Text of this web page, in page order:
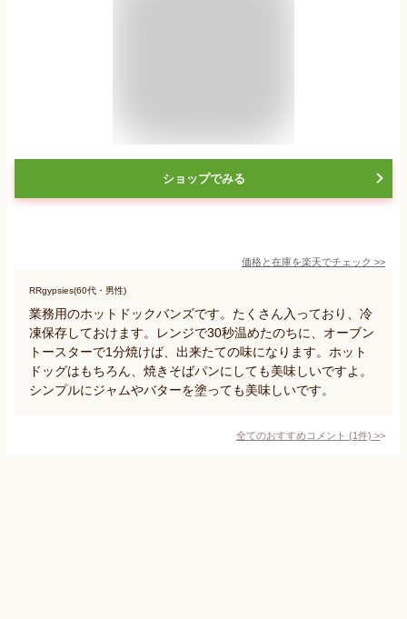
ショップでみる
価格と在庫を楽天でチェック >>
RRgypsies(60代・男性)
業務用のホットドックバンズです。たくさん入っており、冷
凍保存しておけます。レンジで30秒温めたのちに、オーブン
トースターで1分焼けば、出来たての味になります。ホット
ドッグはもちろん、焼きそばパンにしても美味しいですよ。
シンプルにジャムやバターを塗っても美味しいです。
全てのおすすめコメント (1件) >